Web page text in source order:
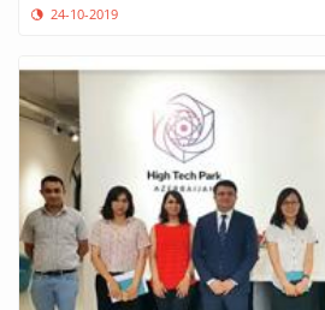
24-10-2019